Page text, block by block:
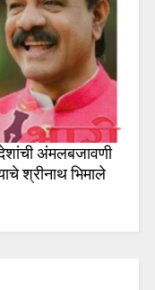
अंमलबजावणी
श्रीनाथ भिमाले